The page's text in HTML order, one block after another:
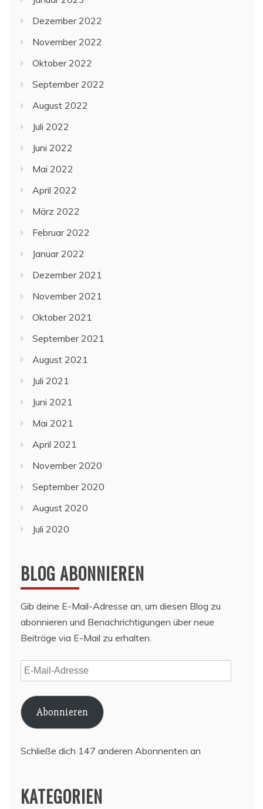
Dezember 2022
November 2022
Oktober 2022
September 2022
August 2022
Juli 2022
Juni 2022
Mai 2022
April 2022
März 2022
Februar 2022
Januar 2022
Dezember 2021
November 2021
Oktober 2021
September 2021
August 2021
Juli 2021
Juni 2021
Mai 2021
April 2021
November 2020
September 2020
August 2020
Juli 2020
BLOG ABONNIEREN
Gib deine E-Mail-Adresse an, um diesen Blog zu
abonnieren und Benachrichtigungen über neue
Beiträge via E-Mail zu erhalten.
E-
Mail-
Adresse
Abonnieren
Schließe dich 147 anderen Abonnenten an
KATEGORIEN